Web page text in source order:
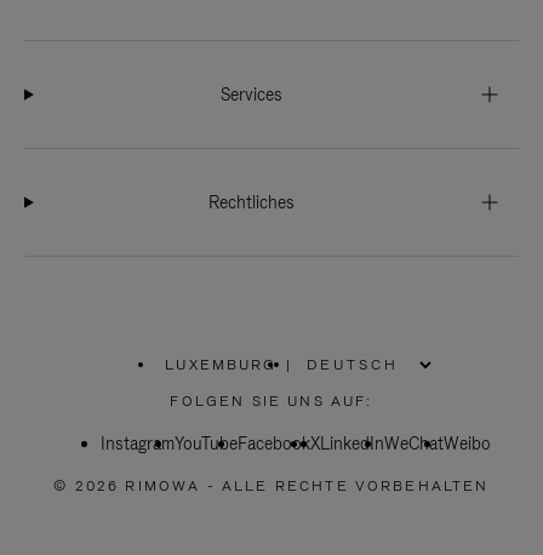
Services
Rechtliches
LUXEMBURG
WÄHLEN
SIE
REGION
|
FOLGEN SIE UNS AUF:
InstagramYouTubeFacebookXLinkedInWeChatWeibo
© 2026 RIMOWA - ALLE RECHTE VORBEHALTEN